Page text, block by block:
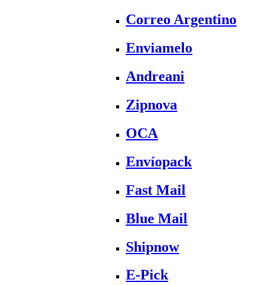
Correo Argentino
Enviamelo
Andreani
Zipnova
OCA
Envíopack
Fast Mail
Blue Mail
Shipnow
E-Pick